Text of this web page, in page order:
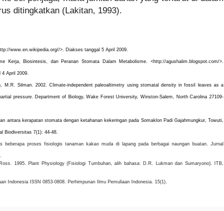
ditingkatkan (Lakitan, 1993).
www.en.wikipedia.org//>. Diakses tanggal 5 April 2009.
Kerja, Biosintesis, dan Peranan Stomata Dalam Metabolisme. <http://agushalim.blogspot.com/>.
April 2009.
M.R. Silman. 2002. Climate-independent paleoaltimetry using stomatal density in fossil leaves as a
pressure. Department of Biology,Wake Forest University,Winston-Salem North Carolina 27109-
antara kerapatan stomata dengan ketahanan kekeringan pada Somaklon Padi Gajahmungkur, Towuti,
Biodiversitas 7(1): 44-48.
beberapa proses fisiologis tanaman kakao muda di lapang pada berbagai naungan buatan. Jurnal
1995.
Plant Physiology (Fisiologi Tumbuhan, alih bahasa: D.R. Lukman dan Sumaryono). ITB,
Indonesia ISSN 0853-0808. Perhimpunan Ilmu Pemuliaan Indonesia . 15(1).